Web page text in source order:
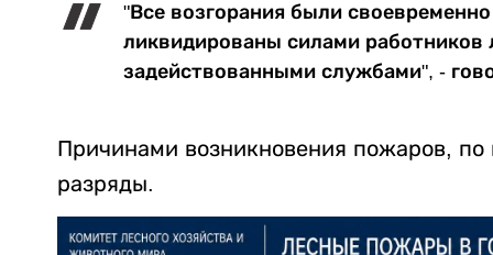
"Все возгорания были
ликвидированы силами
задействованными службами", -
Причинами возникновения пожаров,
разряды.